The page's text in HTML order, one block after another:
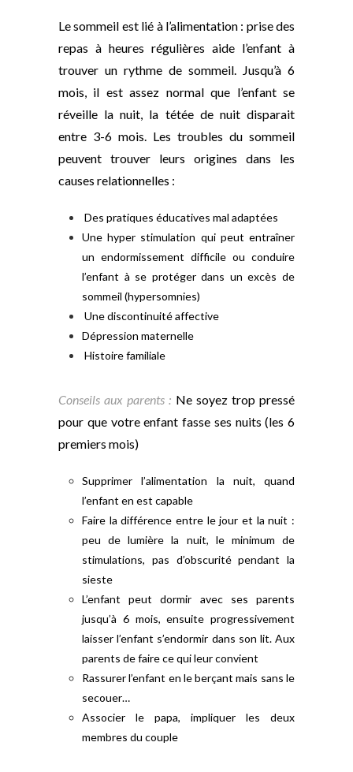
Le sommeil est lié à l’alimentation : prise des
repas à heures régulières aide l’enfant à
trouver un rythme de sommeil. Jusqu’à 6
mois, il est assez normal que l’enfant se
réveille la nuit, la tétée de nuit disparait
entre 3-6 mois. Les troubles du sommeil
peuvent trouver leurs origines dans les
causes relationnelles :
Des pratiques éducatives mal adaptées
Une hyper stimulation qui peut entraîner
un endormissement difficile ou conduire
l’enfant à se protéger dans un excès de
sommeil (hypersomnies)
Une discontinuité affective
Dépression maternelle
Histoire familiale
Conseils aux parents : Ne soyez trop pressé
pour que votre enfant fasse ses nuits (les 6
premiers mois)
Supprimer l’alimentation la nuit, quand
l’enfant en est capable
Faire la différence entre le jour et la nuit :
peu de lumière la nuit, le minimum de
stimulations, pas d’obscurité pendant la
sieste
L’enfant peut dormir avec ses parents
jusqu’à 6 mois, ensuite progressivement
laisser l’enfant s’endormir dans son lit. Aux
parents de faire ce qui leur convient
Rassurer l’enfant en le berçant mais sans le
secouer…
Associer le papa, impliquer les deux
membres du couple